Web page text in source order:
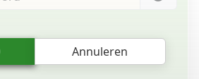
Annuleren